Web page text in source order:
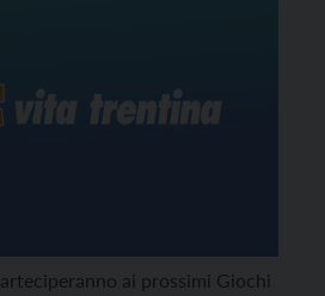
ai prossimi Giochi